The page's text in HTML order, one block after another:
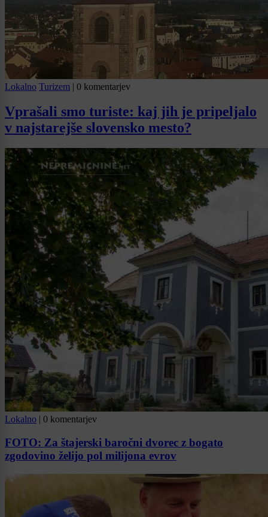
Lokalno Turizem | 0 komentarjev
Vprašali smo turiste: kaj jih je pripeljalo
v najstarejše slovensko mesto?
Lokalno | 0 komentarjev
FOTO: Za štajerski baročni dvorec z bogato
zgodovino želijo pol milijona evrov